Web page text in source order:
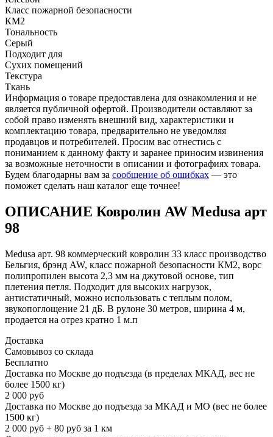
Класс пожарной безопасности
КМ2
Тональность
Серый
Подходит для
Сухих помещений
Текстура
Ткань
Информация о товаре предоставлена для ознакомления и не
является публичной офертой. Производители оставляют за
собой право изменять внешний вид, характеристики и
комплектацию товара, предварительно не уведомляя
продавцов и потребителей. Просим вас отнестись с
пониманием к данному факту и заранее приносим извинения
за возможные неточности в описании и фотографиях товара.
Будем благодарны вам за сообщение об ошибках — это
поможет сделать наш каталог еще точнее!
ОПИСАНИЕ Ковролин AW Medusa арт
98
Medusa арт. 98 коммерческий ковролин 33 класс производство
Бельгия, брэнд AW, класс пожарной безопасности КМ2, ворс
полипропилен высота 2,3 мм на джутовой основе, тип
плетения петля. Подходит для высоких нагрузок,
антистатичный, можно использовать с теплым полом,
звукопоглощение 21 дБ. В рулоне 30 метров, ширина 4 м,
продается на отрез кратно 1 м.п
Доставка
Самовывоз со склада
Бесплатно
Доставка по Москве до подъезда (в пределах МКАД, вес не
более 1500 кг)
2 000 руб
Доставка по Москве до подъезда за МКАД и МО (вес не более
1500 кг)
2 000 руб + 80 руб за 1 км